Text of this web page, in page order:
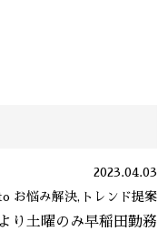
2023.04.03
お悩み解決,トレンド提案
り土曜のみ早稲田勤務